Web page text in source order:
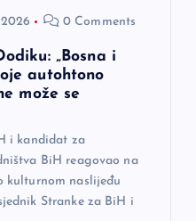
0 Comments
„Bosna i
autohtono
može se
i kandidat za
BiH reagovao na
kulturnom naslijeđu
Stranke za BiH i